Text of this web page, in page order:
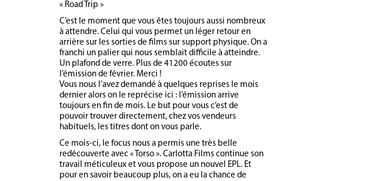
« Road Trip »
C’est le moment que vous êtes toujours aussi nombreux
à attendre. Celui qui vous permet un léger retour en
arrière sur les sorties de films sur support physique. On a
franchi un palier qui nous semblait difficile à atteindre.
Un plafond de verre. Plus de 41200 écoutes sur
l’émission de février. Merci !
Vous nous l’avez demandé à quelques reprises le mois
dernier alors on le reprécise ici : l’émission arrive
toujours en fin de mois. Le but pour vous c’est de
pouvoir trouver directement, chez vos vendeurs
habituels, les titres dont on vous parle.
Ce mois-ci, le focus nous a permis une très belle
redécouverte avec « Torso ». Carlotta Films continue son
travail méticuleux et vous propose un nouvel EPL. Et
pour en savoir beaucoup plus, on a eu la chance de